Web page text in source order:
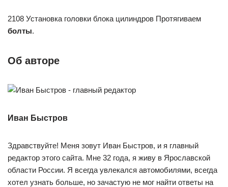
2108 Установка головки блока цилиндров Протягиваем
болты.
Об авторе
Иван Быстров
Здравствуйте! Меня зовут Иван Быстров, и я главный
редактор этого сайта. Мне 32 года, я живу в Ярославской
области России. Я всегда увлекался автомобилями, всегда
хотел узнать больше, но зачастую не мог найти ответы на